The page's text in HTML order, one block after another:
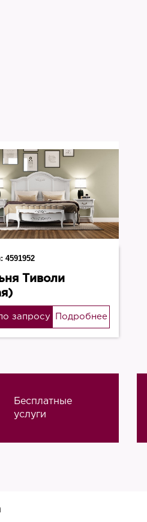
4591952
Тиволи
запросу Подробнее
Бесплатные
услуги